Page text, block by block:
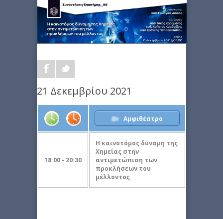
21 Δεκεμβρίου 2021
Αμφιθέατρο
18:00 - 20:30
Η καινοτόμος δύναμη της
Χημείας στην
αντιμετώπιση των
προκλήσεων του
μέλλοντος